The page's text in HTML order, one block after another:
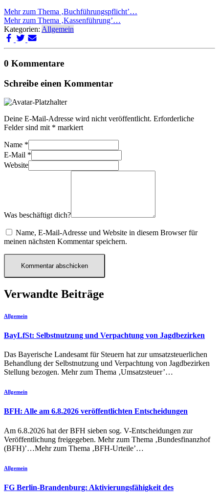
Mehr zum Thema ‚Buchführungspflicht’…
Mehr zum Thema ‚Kassenführung’…
Kategorien: Allgemein
0 Kommentare
Schreibe einen Kommentar
Deine E-Mail-Adresse wird nicht veröffentlicht. Erforderliche
Felder sind mit * markiert
Name *
E-Mail *
Website
Was beschäftigt dich?
Name, E-Mail-Adresse und Website in diesem Browser für
meinen nächsten Kommentar speichern.
Verwandte Beiträge
Allgemein
BayLfSt: Selbstnutzung und Verpachtung von Jagdbezirken
Das Bayerische Landesamt für Steuern hat zur umsatzsteuerlichen
Behandlung der Selbstnutzung und Verpachtung von Jagdbezirken
Stellung bezogen. Mehr zum Thema ‚Umsatzsteuer’…
Allgemein
BFH: Alle am 6.8.2026 veröffentlichten Entscheidungen
Am 6.8.2026 hat der BFH sieben sog. V-Entscheidungen zur
Veröffentlichung freigegeben. Mehr zum Thema ‚Bundesfinanzhof
(BFH)’…Mehr zum Thema ‚BFH-Urteile’…
Allgemein
FG Berlin-Brandenburg: Aktivierungsfähigkeit des